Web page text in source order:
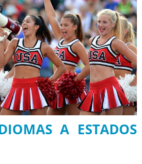
A ESTADOS